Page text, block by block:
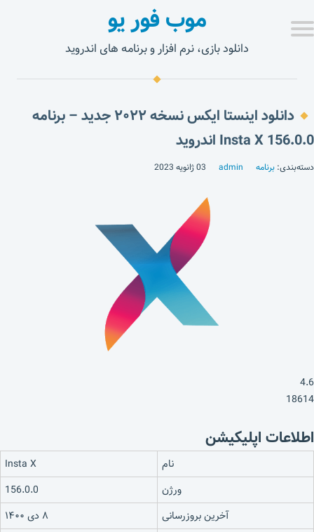
موب فور یو
دانلود بازی، نرم افزار و برنامه های اندروید
دانلود اینستا ایکس نسخه ۲۰۲۲ جدید – برنامه
Insta X 156.0.0 اندروید
دسته‌بندی: برنامه admin 03 ژانویه 2023
4.6
18614
اطلاعات اپلیکیشن
نام
Insta X
ورژن
156.0.0
آخرین بروزرسانی
۸ دی ۱۴۰۰